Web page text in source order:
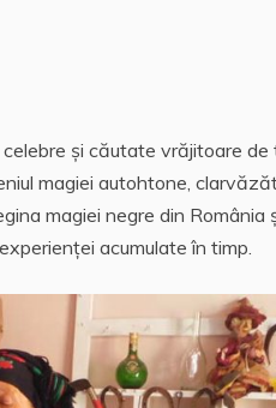
și căutate vrăjitoare de
magiei autohtone,
magiei negre din
acumulate în timp.